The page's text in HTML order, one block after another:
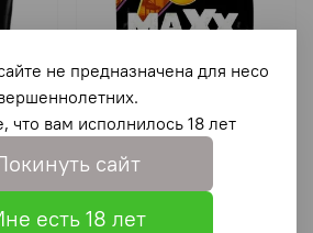
КУР.
Чипсы LAYS МАХХ
не предназначена для несо
что вам исполнилось 18 лет
сайт
есть 18 лет